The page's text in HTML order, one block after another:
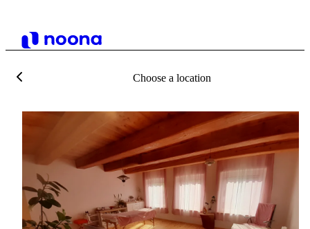
Choose a location